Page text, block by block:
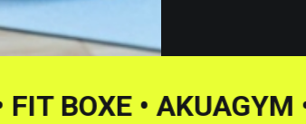
• FIT BOXE •